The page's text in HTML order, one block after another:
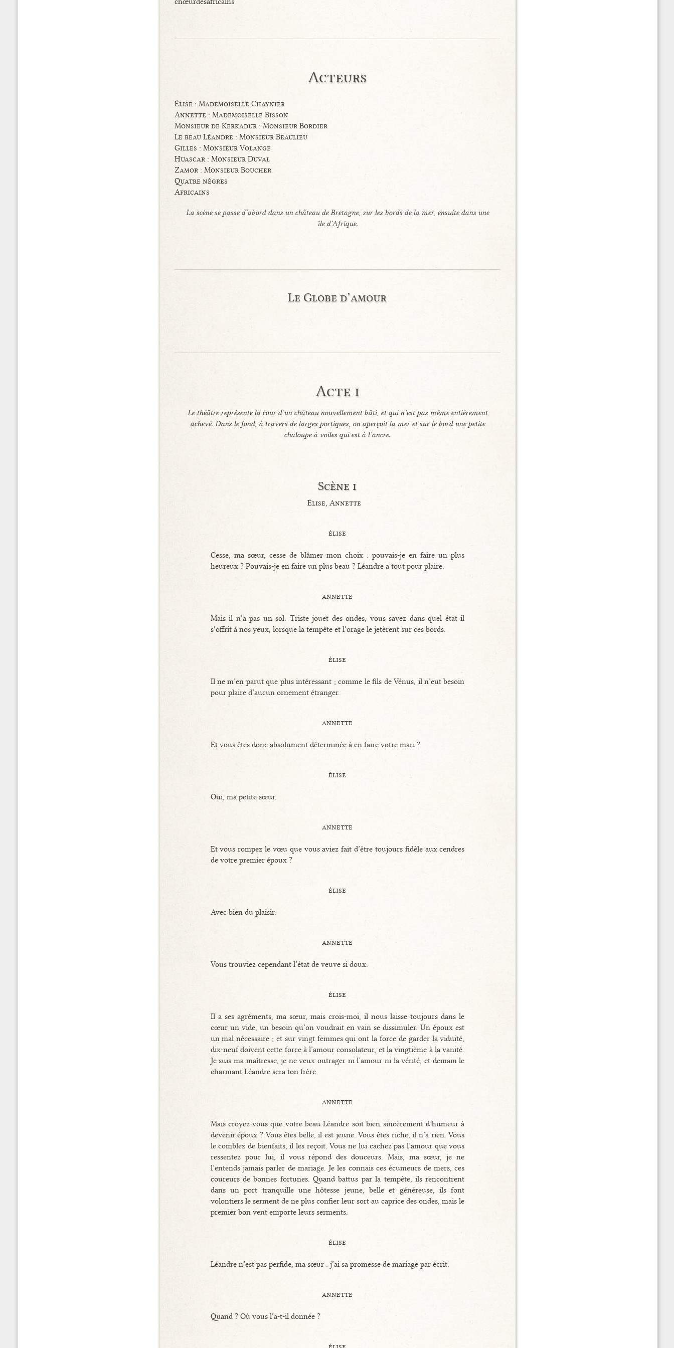
Acteurs
Élise : Mademoiselle Chaynier
Annette : Mademoiselle Bisson
Monsieur de Kerkadur : Monsieur Bordier
Le beau Léandre : Monsieur Beaulieu
Gilles : Monsieur Volange
Huascar : Monsieur Duval
Zamor : Monsieur Boucher
Quatre nègres
Africains
La scène se passe d’abord dans un château de Bretagne, sur les bords de la mer, ensuite dans une
île d’Afrique.
Le Globe d’amour
Acte i
Le théâtre représente la cour d’un château nouvellement bâti, et qui n’est pas même entièrement
achevé. Dans le fond, à travers de larges portiques, on aperçoit la mer et sur le bord une petite
chaloupe à voiles qui est à l’ancre.
Scène i
Élise, Annette
élise
Cesse, ma sœur, cesse de blâmer mon choix : pouvais-je en faire un plus
heureux ? Pouvais-je en faire un plus beau ? Léandre a tout pour plaire.
annette
Mais il n’a pas un sol. Triste jouet des ondes, vous savez dans quel état il
s’offrit à nos yeux, lorsque la tempête et l’orage le jetèrent sur ces bords.
élise
Il ne m’en parut que plus intéressant ; comme le fils de Vénus, il n’eut besoin
pour plaire d’aucun ornement étranger.
annette
Et vous êtes donc absolument déterminée à en faire votre mari ?
élise
Oui, ma petite sœur.
annette
Et vous rompez le vœu que vous aviez fait d’être toujours fidèle aux cendres
de votre premier époux ?
élise
Avec bien du plaisir.
annette
Vous trouviez cependant l’état de veuve si doux.
élise
Il a ses agréments, ma sœur, mais crois-moi, il nous laisse toujours dans le
cœur un vide, un besoin qu’on voudrait en vain se dissimuler. Un époux est
un mal nécessaire ; et sur vingt femmes qui ont la force de garder la viduité,
dix-neuf doivent cette force à l’amour consolateur, et la vingtième à la vanité.
Je suis ma maîtresse, je ne veux outrager ni l’amour ni la vérité, et demain le
charmant Léandre sera ton frère.
annette
Mais croyez-vous que votre beau Léandre soit bien sincèrement d’humeur à
devenir époux ? Vous êtes belle, il est jeune. Vous êtes riche, il n’a rien. Vous
le comblez de bienfaits, il les reçoit. Vous ne lui cachez pas l’amour que vous
ressentez pour lui, il vous répond des douceurs. Mais, ma sœur, je ne
l’entends jamais parler de mariage. Je les connais ces écumeurs de mers, ces
coureurs de bonnes fortunes. Quand battus par la tempête, ils rencontrent
dans un port tranquille une hôtesse jeune, belle et généreuse, ils font
volontiers le serment de ne plus confier leur sort au caprice des ondes, mais le
premier bon vent emporte leurs serments.
élise
Léandre n’est pas perfide, ma sœur : j’ai sa promesse de mariage par écrit.
annette
Quand ? Où vous l’a-t-il donnée ?